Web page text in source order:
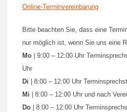
Online-Terminvereinbarung
Bitte beachten Sie, dass eine
nur möglich ist, wenn Sie uns eine
Mo | 9:00 – 12:00 Uhr
Uhr
Di | 8:00 – 12:00 Uhr
Mi | 8:00 – 12:00 Uhr und nach
Do | 8:00 – 12:00 Uhr